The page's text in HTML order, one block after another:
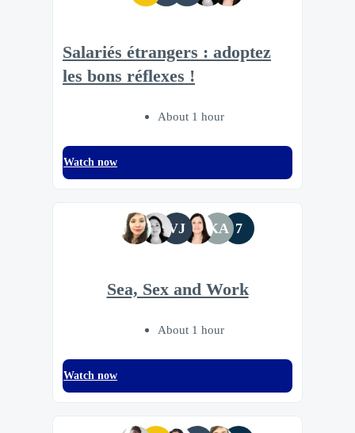
Salariés étrangers : adoptez
les bons réflexes !
About 1 hour
Watch now
VJ KA 7
Sea, Sex and Work
About 1 hour
Watch now